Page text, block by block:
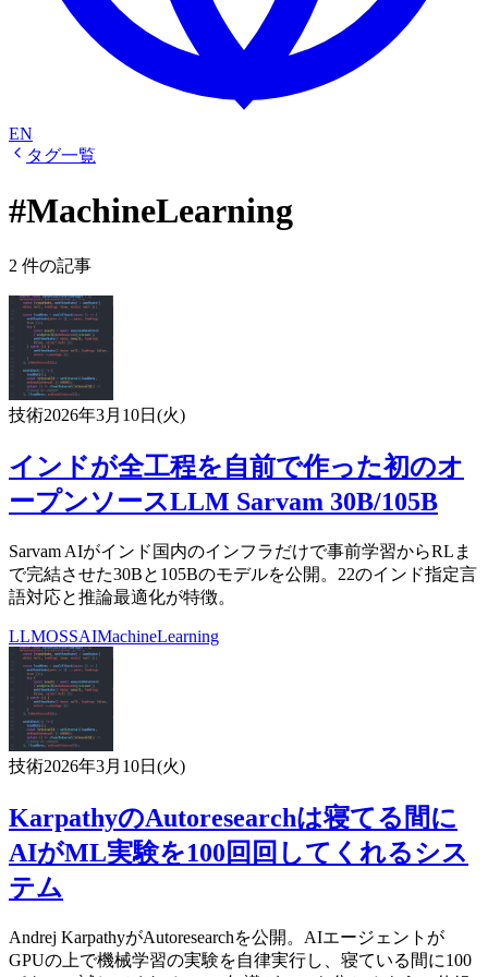
EN
タグ一覧
#MachineLearning
2 件の記事
技術2026年3月10日(火)
インドが全工程を自前で作った初のオ
ープンソースLLM Sarvam 30B/105B
Sarvam AIがインド国内のインフラだけで事前学習からRLま
で完結させた30Bと105Bのモデルを公開。22のインド指定言
語対応と推論最適化が特徴。
LLMOSSAIMachineLearning
技術2026年3月10日(火)
KarpathyのAutoresearchは寝てる間に
AIがML実験を100回回してくれるシス
テム
Andrej KarpathyがAutoresearchを公開。AIエージェントが
GPUの上で機械学習の実験を自律実行し、寝ている間に100